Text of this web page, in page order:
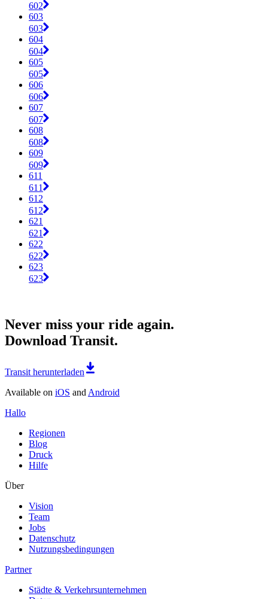
602
603
603
604
604
605
605
606
606
607
607
608
608
609
609
611
611
612
612
621
621
622
622
623
623
Never miss your ride again.
Download Transit.
Transit herunterladen
Available on iOS and Android
Hallo
Regionen
Blog
Druck
Hilfe
Über
Vision
Team
Jobs
Datenschutz
Nutzungsbedingungen
Partner
Städte & Verkehrsunternehmen